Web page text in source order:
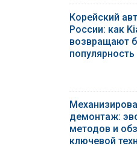
Корейский
России: как
возвращают
популярность
демонтаж:
методов и
ключевой